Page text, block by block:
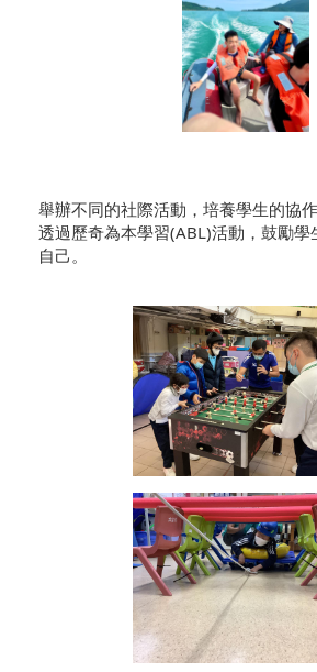
舉辦不同的社際活動，培養學生的協
透過歷奇為本學習(ABL)活動，鼓勵
自己。